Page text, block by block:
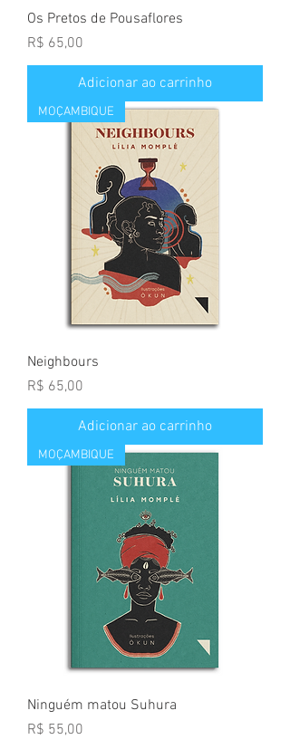
Os Pretos de Pousaflores
Preço
R$ 65,00
Adicionar ao carrinho
MOÇAMBIQUE
Neighbours
Preço
R$ 65,00
Adicionar ao carrinho
MOÇAMBIQUE
Ninguém matou Suhura
Preço
R$ 55,00